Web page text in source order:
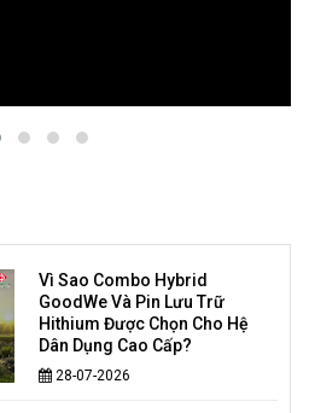
Vì Sao Combo Hybrid
GoodWe Và Pin Lưu Trữ
Hithium Được Chọn Cho Hệ
Dân Dụng Cao Cấp?
28-07-2026